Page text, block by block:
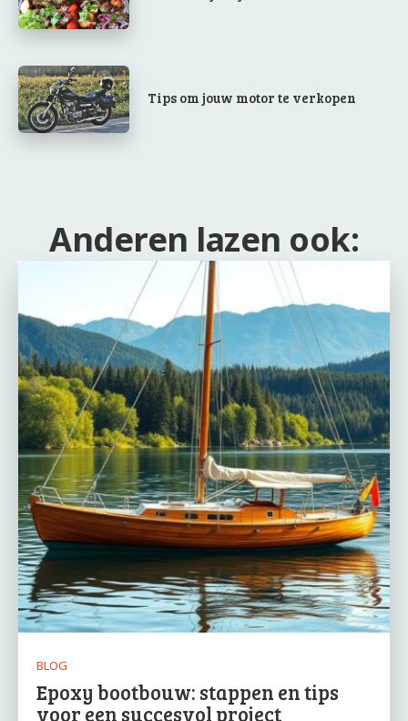
Tips om jouw motor te verkopen
Anderen lazen ook:
BLOG
Epoxy bootbouw: stappen en tips
voor een succesvol project